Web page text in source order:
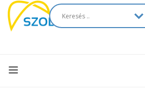
the
content
SzolnokTV
Archívum
Archívum